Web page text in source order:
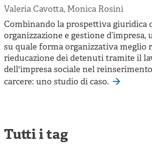
Impresa sociale e democrazia
Acini di fuoco - Dossier Mezzogiorno
Valutazione e dintorni
Valeria Cavotta, Monica Rosini
Combinando la prospettiva giuridica
organizzazione e gestione d’impresa,
su quale forma organizzativa meglio
rieducazione dei detenuti tramite il
dell'impresa sociale nel
carcere: uno studio di caso.
Tutti i tag